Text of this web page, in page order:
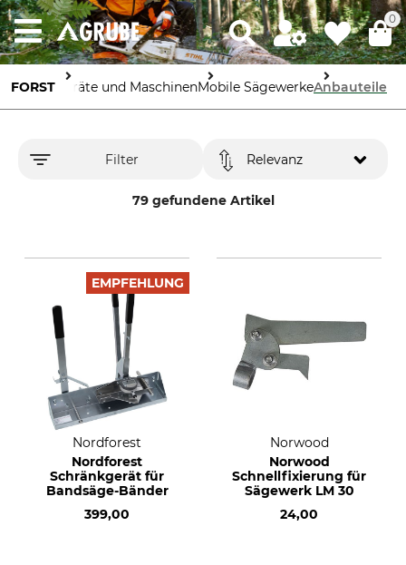
0
FORST Geräte und MaschinenMobile SägewerkeAnbauteile
Filter
79 gefundene Artikel
Relevanz
EMPFEHLUNG
Nordforest
Nordforest
Schränkgerät für
Bandsäge-Bänder
399,00
Norwood
Norwood
Schnellfixierung für
Sägewerk LM 30
24,00